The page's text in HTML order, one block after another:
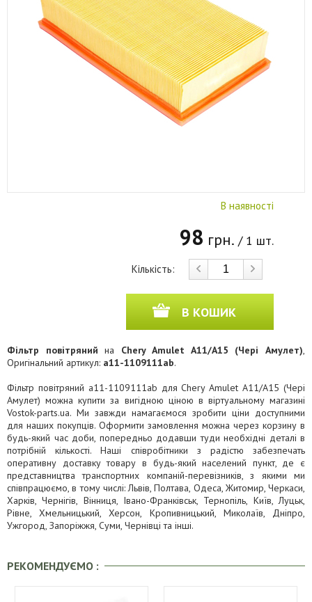
В наявності
98 грн. / 1 шт.
Кількість:
В КОШИК
Фільтр повітряний на Chery Amulet A11/A15 (Чері Амулет),
Оригінальний артикул: a11-1109111ab.
Фільтр повітряний a11-1109111ab для Chery Amulet A11/A15 (Чері
Амулет) можна купити за вигідною ціною в віртуальному магазині
Vostok-parts.ua. Ми завжди намагаємося зробити ціни доступними
для наших покупців. Оформити замовлення можна через корзину в
будь-який час доби, попередньо додавши туди необхідні деталі в
потрібній кількості. Наші співробітники з радістю забезпечать
оперативну доставку товару в будь-який населений пункт, де є
представництва транспортних компаній-перевізників, з якими ми
співпрацюємо, в тому числі: Львів, Полтава, Одеса, Житомир, Черкаси,
Харків, Чернігів, Вінниця, Івано-Франківськ, Тернопіль, Київ, Луцьк,
Рівне, Хмельницький, Херсон, Кропивницький, Миколаїв, Дніпро,
Ужгород, Запоріжжя, Суми, Чернівці та інші.
РЕКОМЕНДУЄМО :